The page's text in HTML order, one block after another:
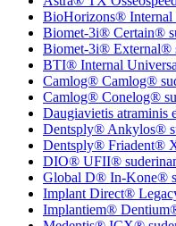
BioHorizons® Internal
Biomet-3i® Certain®
Biomet-3i® External®
BTI® Internal
Camlog® Camlog®
Camlog® Conelog®
Daugiavietis atraminis
Dentsply® Ankylos®
Dentsply® Friadent®
DIO® UFII®
Global D® In-Kone®
Implant Direct®
Implantiem®